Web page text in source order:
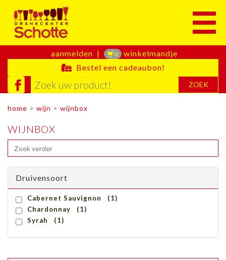
aanmelden | 0 winkelmandje
Bestel een cadeaubon!
ZOEK
home > wijn > wijnbox
WIJNBOX
Druivensoort
Cabernet Sauvignon (1)
Chardonnay (1)
Syrah (1)